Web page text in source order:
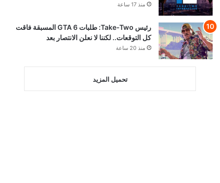
منذ 17 ساعة
رئيس Take-Two: طلبات GTA 6 المسبقة فاقت
كل التوقعات.. لكننا لا نعلن الانتصار بعد
منذ 20 ساعة
تحميل المزيد